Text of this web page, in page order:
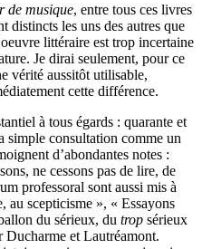
de musique, entre tous ces livres
distincts les uns des autres que
littéraire est trop incertaine
Je dirai seulement, pour ce
vérité aussitôt utilisable,
cette différence.
à tous égards : quarante et
simple consultation comme un
d’abondantes notes :
ne cessons pas de lire, de
professoral sont aussi mis à
au scepticisme », « Essayons
du sérieux, du trop sérieux
et Lautréamont.